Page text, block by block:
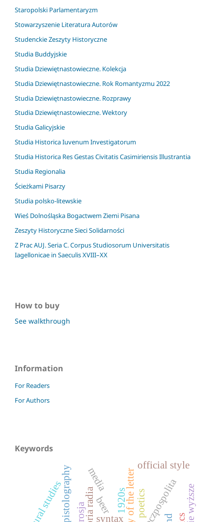
Staropolski Parlamentaryzm
Stowarzyszenie Literatura Autorów
Studenckie Zeszyty Historyczne
Studia Buddyjskie
Studia Dziewiętnastowieczne. Kolekcja
Studia Dziewiętnastowieczne. Rok Romantyzmu 2022
Studia Dziewiętnastowieczne. Rozprawy
Studia Dziewiętnastowieczne. Wektory
Studia Galicyjskie
Studia Historica Iuvenum Investigatorum
Studia Historica Res Gestas Civitatis Casimiriensis Illustrantia
Studia Regionalia
Ścieżkami Pisarzy
Studia polsko-litewskie
Wieś Dolnośląska Bogactwem Ziemi Pisana
Zeszyty Historyczne Sieci Solidarności
Z Prac AUJ. Seria C. Corpus Studiosorum Universitatis
Iagellonicae in Saeculis XVIII–XX
How to buy
See walkthrough
Information
For Readers
For Authors
Keywords
beer theory of the letter
epistolography ii rzeczpospolita
media
syntax
rosja
official style
poetics
cultural studies 1920s